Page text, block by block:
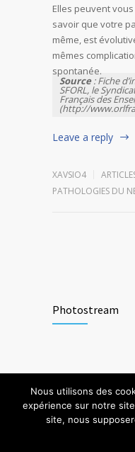
Elles peuvent
savoir que votre
même, est
mêmes
spontanée.
Source: Fiche
SFORL, le
Français des
(http://
Leave a reply
XAVSIO4
PATHOLOGIES DU
Photostream
© Cabinet ORL
Nous utilisons des
expérience sur notre
site, nous